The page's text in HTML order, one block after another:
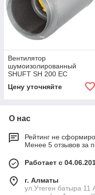
Вентилятор
шумоизолированный
SHUFT SH 200 EC
Цену уточняйте
О нас
Рейтинг не
Менее 5 отзывов за
Работает с
г. Алматы
ул.Утеген батыра 11